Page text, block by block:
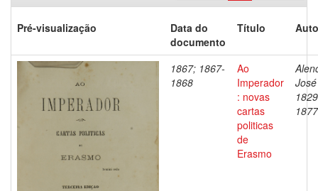
Pré-visualização
Data do
documento
Título
1867; 1867-
1868
Ao
Imperador
: novas
cartas
politicas
de
Erasmo
1877